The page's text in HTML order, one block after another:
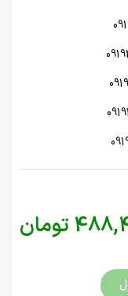
تومان